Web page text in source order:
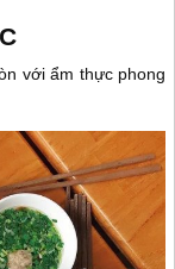
với ẩm thực phong